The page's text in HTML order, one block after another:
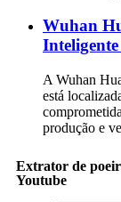
Wuhan
A Wuhan
está
produção e
Extrator de
Youtube